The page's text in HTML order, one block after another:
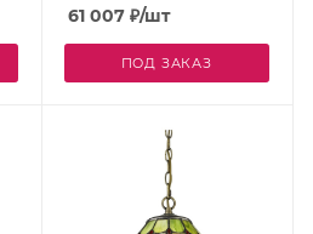
61 007₽/шт
ПОД ЗАКАЗ